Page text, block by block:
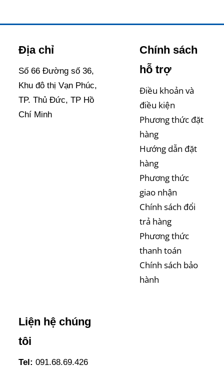
Địa chỉ
Số 66 Đường số 36,
Khu đô thị Vạn Phúc,
TP. Thủ Đức, TP Hồ
Chí Minh
Chính sách
hỗ trợ
Điều khoản và
điều kiện
Phương thức đặt
hàng
Hướng dẫn đặt
hàng
Phương thức
giao nhận
Chính sách đổi
trả hàng
Phương thức
thanh toán
Chính sách bảo
hành
Liện hệ chúng
tôi
Tel: 091.68.69.426